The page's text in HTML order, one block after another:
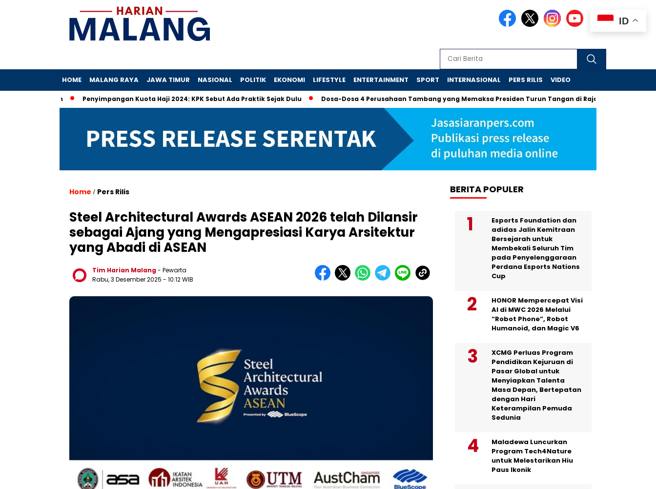
HOME MALANG RAYA JAWA TIMUR NASIONAL POLITIK EKONOMI LIFESTYLE ENTERTAINMENT SPORT INTERNASIONAL PERS RILIS VIDEO
Penyimpangan Kuota Haji 2024: KPK Sebut Ada Praktik Sejak Dulu Dosa-Dosa 4 Perusahaan Tambang yang Memaksa Presiden Turun Tangan di Raja Ampat
Home / Pers Rilis
Steel Architectural Awards ASEAN 2026 telah Dilansir
sebagai Ajang yang Mengapresiasi Karya Arsitektur
yang Abadi di ASEAN
Tim Harian Malang- Pewarta
Rabu, 3 Desember 2025 - 10:12 WIB
BERITA POPULER
Esports Foundation dan
adidas Jalin Kemitraan
Bersejarah untuk
Membekali Seluruh Tim
pada Penyelenggaraan
Perdana Esports Nations
Cup
HONOR Mempercepat Visi
AI di MWC 2026 Melalui
“Robot Phone”, Robot
Humanoid, dan Magic V6
XCMG Perluas Program
Pendidikan Kejuruan di
Pasar Global untuk
Menyiapkan Talenta
Masa Depan, Bertepatan
dengan Hari
Keterampilan Pemuda
Sedunia
Maladewa Luncurkan
Program Tech4Nature
untuk Melestarikan Hiu
Paus Ikonik
ID